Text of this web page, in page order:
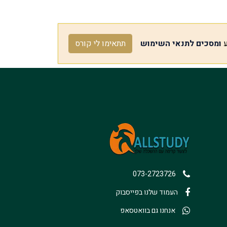
ומסכים לתנאי השימוש תתאימו לי קורס
073-2723726
העמוד שלנו בפייסבוק
אנחנו גם בוואטסאפ